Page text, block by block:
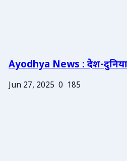
Ayodhya News : देश-
Jun 27, 2025 0 185